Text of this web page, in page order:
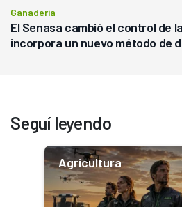
Ganadería
El Senasa cambió el control de
incorpora un nuevo método de
Seguí leyendo
Agricultura